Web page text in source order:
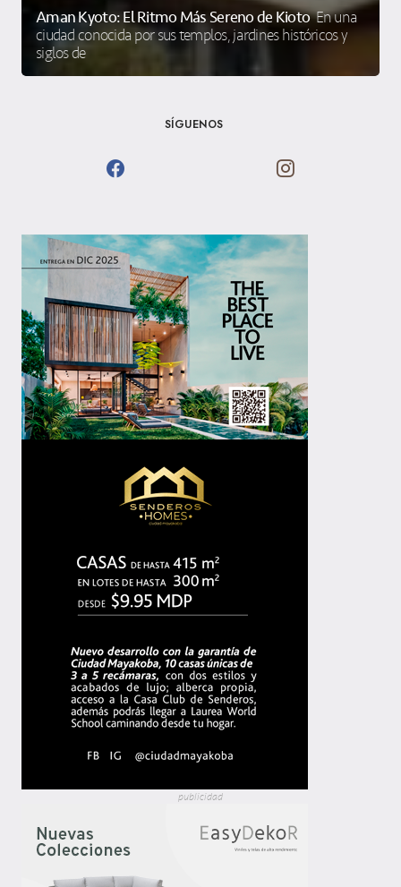
Aman Kyoto: El Ritmo Más Sereno de Kioto En una
ciudad conocida por sus templos, jardines históricos y
siglos de
SÍGUENOS
publicidad